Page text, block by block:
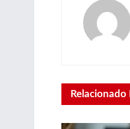
Relacionado